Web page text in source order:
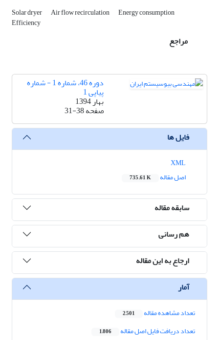
Solar dryer Air flow recirculation Energy consumption
Efficiency
مراجع
دوره 46، شماره 1 - شماره
پیاپی 1
بهار 1394
صفحه31-38
فایل ها
اصل مقاله
735.61 K
سابقه مقاله
هم رسانی
ارجاع به این مقاله
آمار
تعداد مشاهده مقاله 2,501
تعداد دریافت فایل اصل مقاله 1,806